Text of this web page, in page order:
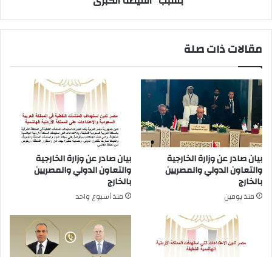
مقالات ذات صلة
بيان صادر عن وزارة الخارجية
والتعاون الدولي والمصريين
بالخارج
منذ يومين
بيان صادر عن وزارة الخارجية
والتعاون الدولي والمصريين
بالخارج
منذ أسبوع واحد